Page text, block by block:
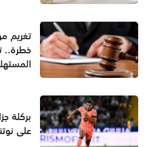
تغريم
خطرة..
المستهلك
بركلة
على